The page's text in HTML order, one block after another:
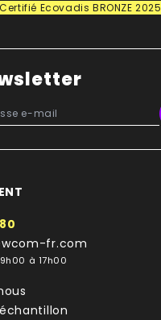
Certifié Ecovadis BRONZE 2025
fr.com
à 17h00